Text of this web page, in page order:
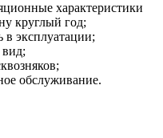
характеристики
круглый год;
в эксплуатации;
обслуживание.